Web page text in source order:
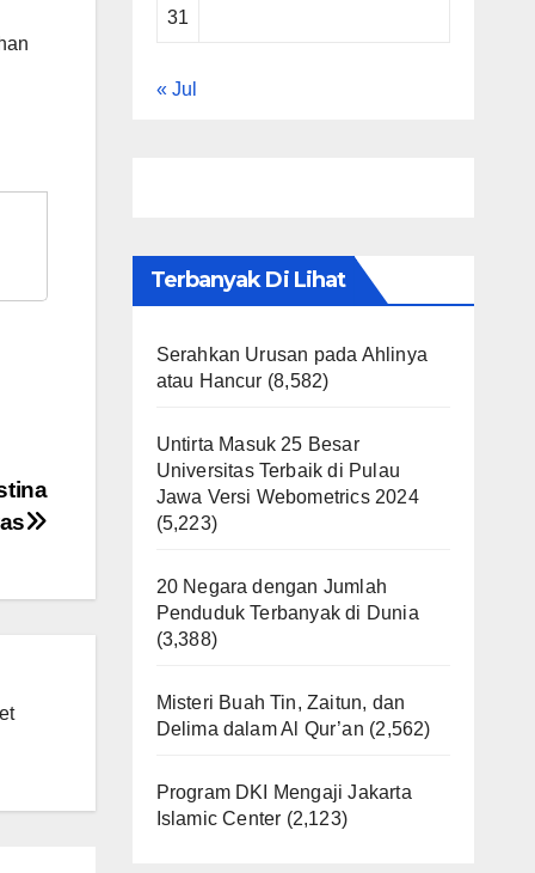
31
« Jul
Terbanyak Di Lihat
Serahkan Urusan pada Ahlinya
atau Hancur (8,582)
Untirta Masuk 25 Besar
Universitas Terbaik di Pulau
Jawa Versi Webometrics 2024
(5,223)
20 Negara dengan Jumlah
Penduduk Terbanyak di Dunia
(3,388)
Misteri Buah Tin, Zaitun, dan
Delima dalam Al Qur’an (2,562)
Program DKI Mengaji Jakarta
Islamic Center (2,123)